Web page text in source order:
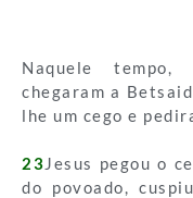
Naquele tempo,
chegaram a
lhe um cego e
23Jesus pegou o
do povoado,